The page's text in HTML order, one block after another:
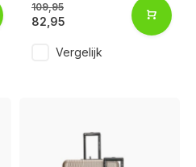
109,95
82,95
Vergelijk